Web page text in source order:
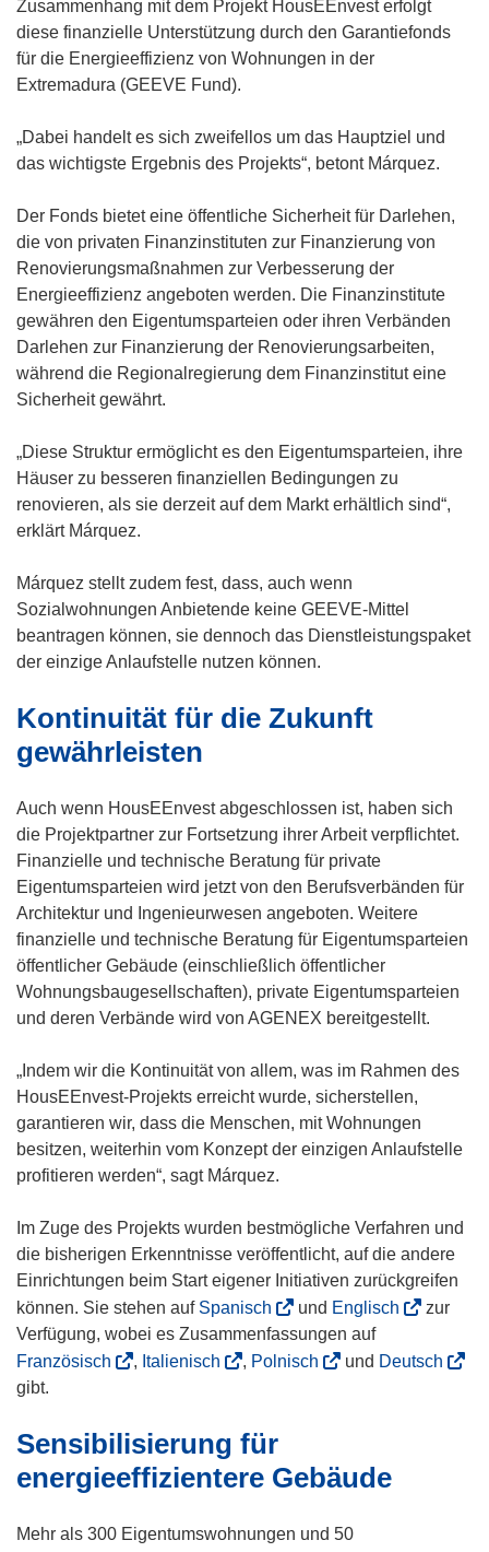
Zusammenhang mit dem Projekt HousEEnvest erfolgt
diese finanzielle Unterstützung durch den Garantiefonds
für die Energieeffizienz von Wohnungen in der
Extremadura (GEEVE Fund).
„Dabei handelt es sich zweifellos um das Hauptziel und
das wichtigste Ergebnis des Projekts“, betont Márquez.
Der Fonds bietet eine öffentliche Sicherheit für Darlehen,
die von privaten Finanzinstituten zur Finanzierung von
Renovierungsmaßnahmen zur Verbesserung der
Energieeffizienz angeboten werden. Die Finanzinstitute
gewähren den Eigentumsparteien oder ihren Verbänden
Darlehen zur Finanzierung der Renovierungsarbeiten,
während die Regionalregierung dem Finanzinstitut eine
Sicherheit gewährt.
„Diese Struktur ermöglicht es den Eigentumsparteien, ihre
Häuser zu besseren finanziellen Bedingungen zu
renovieren, als sie derzeit auf dem Markt erhältlich sind“,
erklärt Márquez.
Márquez stellt zudem fest, dass, auch wenn
Sozialwohnungen Anbietende keine GEEVE-Mittel
beantragen können, sie dennoch das Dienstleistungspaket
der einzige Anlaufstelle nutzen können.
Kontinuität für die Zukunft
gewährleisten
Auch wenn HousEEnvest abgeschlossen ist, haben sich
die Projektpartner zur Fortsetzung ihrer Arbeit verpflichtet.
Finanzielle und technische Beratung für private
Eigentumsparteien wird jetzt von den Berufsverbänden für
Architektur und Ingenieurwesen angeboten. Weitere
finanzielle und technische Beratung für Eigentumsparteien
öffentlicher Gebäude (einschließlich öffentlicher
Wohnungsbaugesellschaften), private Eigentumsparteien
und deren Verbände wird von AGENEX bereitgestellt.
„Indem wir die Kontinuität von allem, was im Rahmen des
HousEEnvest-Projekts erreicht wurde, sicherstellen,
garantieren wir, dass die Menschen, mit Wohnungen
besitzen, weiterhin vom Konzept der einzigen Anlaufstelle
profitieren werden“, sagt Márquez.
Im Zuge des Projekts wurden bestmögliche Verfahren und
die bisherigen Erkenntnisse veröffentlicht, auf die andere
Einrichtungen beim Start eigener Initiativen zurückgreifen
können. Sie stehen auf Spanisch
ö
f
e
i
n
und Englisch
f
zur
Verfügung, wobei es Zusammenfassungen auf
Französisch
f
e
i
, Italienisch
f
n
e
i
, Polnisch
e
i
und Deutsch
gibt.
Sensibilisierung für
energieeffizientere Gebäude
Mehr als 300 Eigentumswohnungen und 50